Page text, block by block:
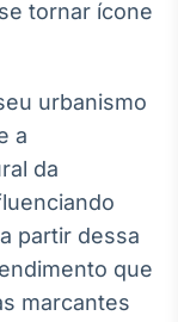
urbanismo
a
da
partir dessa
que
marcantes